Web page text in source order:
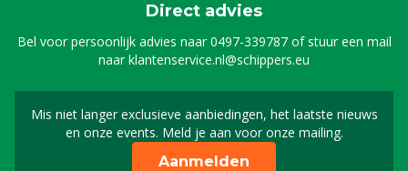
Direct advies
Bel voor persoonlijk advies naar0497-339787of stuur een mail
naarklantenservice.nl@schippers.eu
Mis niet langer exclusieve aanbiedingen, het laatste nieuws
en onze events. Meld je aan voor onze mailing.
Schrijf je in voor onze
Aanmelden